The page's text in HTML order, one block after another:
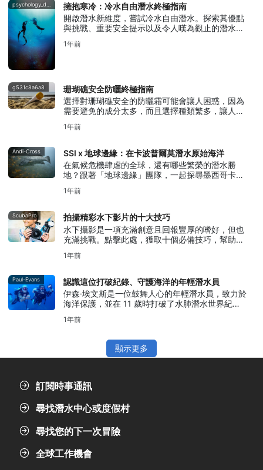
擁抱寒冷：冷水自由潛水終極指南
開啟潛水新維度，嘗試冷水自由潛水。探索其優點
與挑戰、重要安全提示以及令人嘆為觀止的潛水勝
1年前
g531c8a6a8
珊瑚礁安全防曬終極指南
選擇對珊瑚礁安全的防曬霜可能會讓人困惑，因為
需要避免的成分太多，而且選擇種類繁多，讓人眼
1年前
Andi-Cross
SSI x 地球邊緣：在卡波普爾莫潛水原始海洋
在氣候危機肆虐的全球，還有哪些繁榮的潛水勝
地？跟著「地球邊緣」團隊，一起探尋墨西哥卡波
普爾莫的潛水之旅吧。
1年前
ScubaPro
拍攝精彩水下影片的十大技巧
水下攝影是一項充滿創意且回報豐厚的嗜好，但也
充滿挑戰。點擊此處，獲取十個必備技巧，幫助您
1年前
Paul-Evans
認識這位打破紀錄、守護海洋的年輕潛水員
伊森·埃文斯是一位鼓舞人心的年輕潛水員，致力於
海洋保護，並在 11 歲時打破了水肺潛水世界紀
1年前
顯示更多
訂閱時事通訊
尋找潛水中心或度假村
尋找您的下一次冒險
全球工作機會